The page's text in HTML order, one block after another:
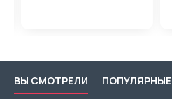
ВЫ СМОТРЕЛИ ПОПУЛЯРНЫЕ